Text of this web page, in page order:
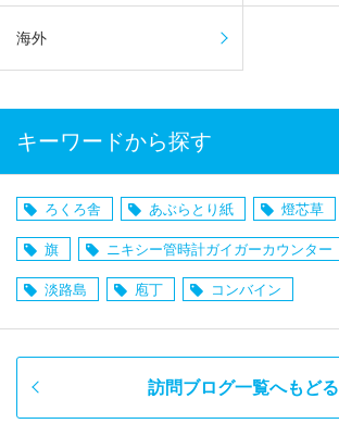
海外
キーワードから探す
ろくろ舎 あぶらとり紙 燈芯草
旗 ニキシー管時計ガイガーカウンター
淡路島 庖丁 コンバイン
訪問ブログ一覧へもどる